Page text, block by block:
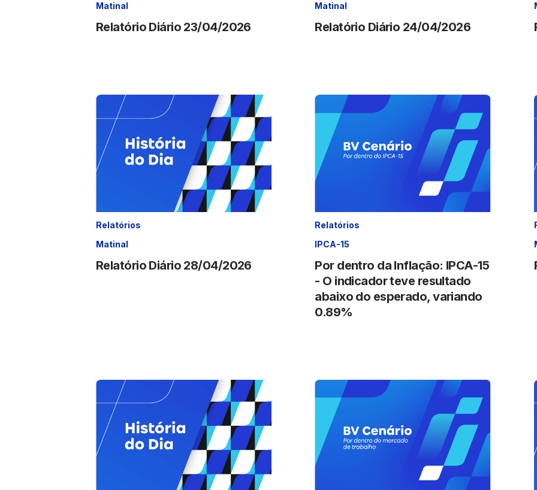
Matinal
Relatório Diário 23/04/2026
Matinal
Relatório Diário 24/04/2026
Relatórios
Matinal
Relatório Diário 28/04/2026
Relatórios
IPCA-15
Por dentro da Inflação: IPCA-15
- O indicador teve resultado
abaixo do esperado, variando
0.89%